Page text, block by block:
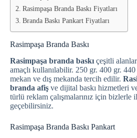
Rasimpaşa Branda Baskı Fiyatları
Branda Baskı Pankart Fiyatları
Rasimpaşa Branda Baskı
Rasimpaşa branda baskı çeşitli
amaçlı kullanılabilir. 250 gr. 400 gr.
mekan ve dış mekanda tercih edilir.
branda afiş ve dijital baskı hizmetleri
türlü reklam çalışmalarınız için bizlerle
geçebilirsiniz.
Rasimpaşa Branda Baskı Pankart